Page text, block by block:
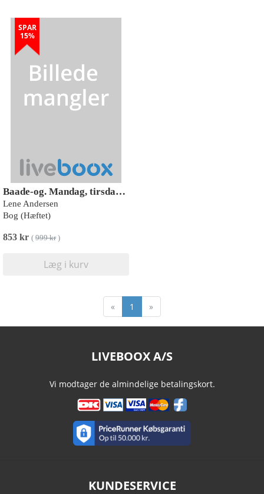
SPAR
15%
Baade-og. Mandag, tirsdag, onsdag, torsdag, fredag
Lene Andersen
Bog (Hæftet)
853 kr ( 999 kr)
Læg i kurv
« 1 »
LIVEBOOX A/S
Vi modtager de almindelige betalingskort.
KUNDESERVICE